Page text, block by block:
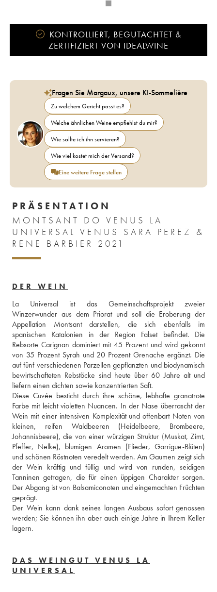
KONTROLLIERT, BEGUTACHTET &
ZERTIFIZIERT VON IDEALWINE
Fragen Sie Margaux, unsere KI-Sommelière
Zu welchem Gericht passt es?
Welche ähnlichen Weine empfiehlst du mir?
Wie sollte ich ihn servieren?
Wie viel kostet mich der Versand?
Eine weitere Frage stellen
PRÄSENTATION
MONTSANT DO VENUS LA
UNIVERSAL VENUS SARA PEREZ &
RENE BARBIER 2021
DER WEIN
La Universal ist das Gemeinschaftsprojekt zweier
Winzerwunder aus dem Priorat und soll die Eroberung der
Appellation Montsant darstellen, die sich ebenfalls im
spanischen Katalonien in der Region Falset befindet. Die
Rebsorte Carignan dominiert mit 45 Prozent und wird gekonnt
von 35 Prozent Syrah und 20 Prozent Grenache ergänzt. Die
auf fünf verschiedenen Parzellen gepflanzten und biodynamisch
bewirtschafteten Rebstöcke sind heute über 60 Jahre alt und
liefern einen dichten sowie konzentrierten Saft.
Diese Cuvée besticht durch ihre schöne, lebhafte granatrote
Farbe mit leicht violetten Nuancen. In der Nase überrascht der
Wein mit einer intensiven Komplexität und offenbart Noten von
kleinen, reifen Waldbeeren (Heidelbeere, Brombeere,
Johannisbeere), die von einer würzigen Struktur (Muskat, Zimt,
Pfeffer, Nelke), blumigen Aromen (Flieder, Garrigue-Blüten)
und schönen Röstnoten veredelt werden. Am Gaumen zeigt sich
der Wein kräftig und füllig und wird von runden, seidigen
Tanninen getragen, die für einen üppigen Charakter sorgen.
Der Abgang ist von Balsamiconoten und eingemachten Früchten
geprägt.
Der Wein kann dank seines langen Ausbaus sofort genossen
werden; Sie können ihn aber auch einige Jahre in Ihrem Keller
lagern.
DAS WEINGUT VENUS LA
UNIVERSAL